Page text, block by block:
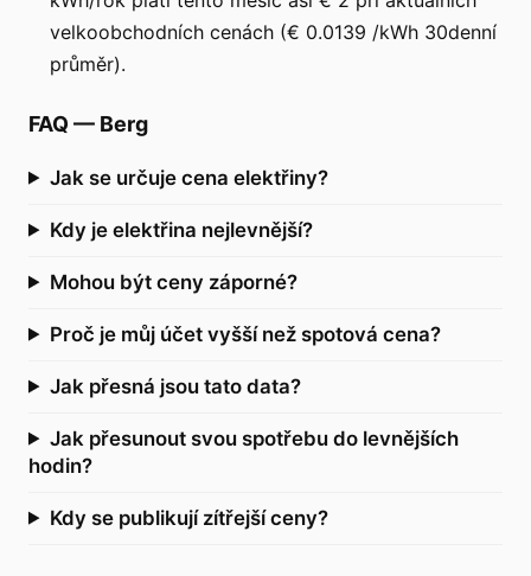
velkoobchodních cenách (€ 0.0139 /kWh 30denní
průměr).
FAQ — Berg
Jak se určuje cena elektřiny?
Kdy je elektřina nejlevnější?
Mohou být ceny záporné?
Proč je můj účet vyšší než spotová cena?
Jak přesná jsou tato data?
Jak přesunout svou spotřebu do levnějších
hodin?
Kdy se publikují zítřejší ceny?